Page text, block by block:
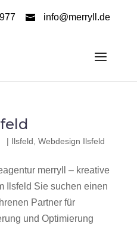
info@merryll.de
| Ilsfeld Webdesign Ilsfeld
merryll – kreative
Ilsfeld Sie suchen einen
Partner für
und Optimierung